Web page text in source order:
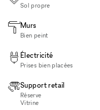
Sol propre
Murs
Bien peint
Électricité
Prises bien placées
Support retail
Réserve
Vitrine